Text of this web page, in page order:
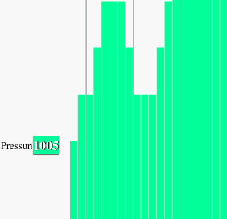
Pressure1005